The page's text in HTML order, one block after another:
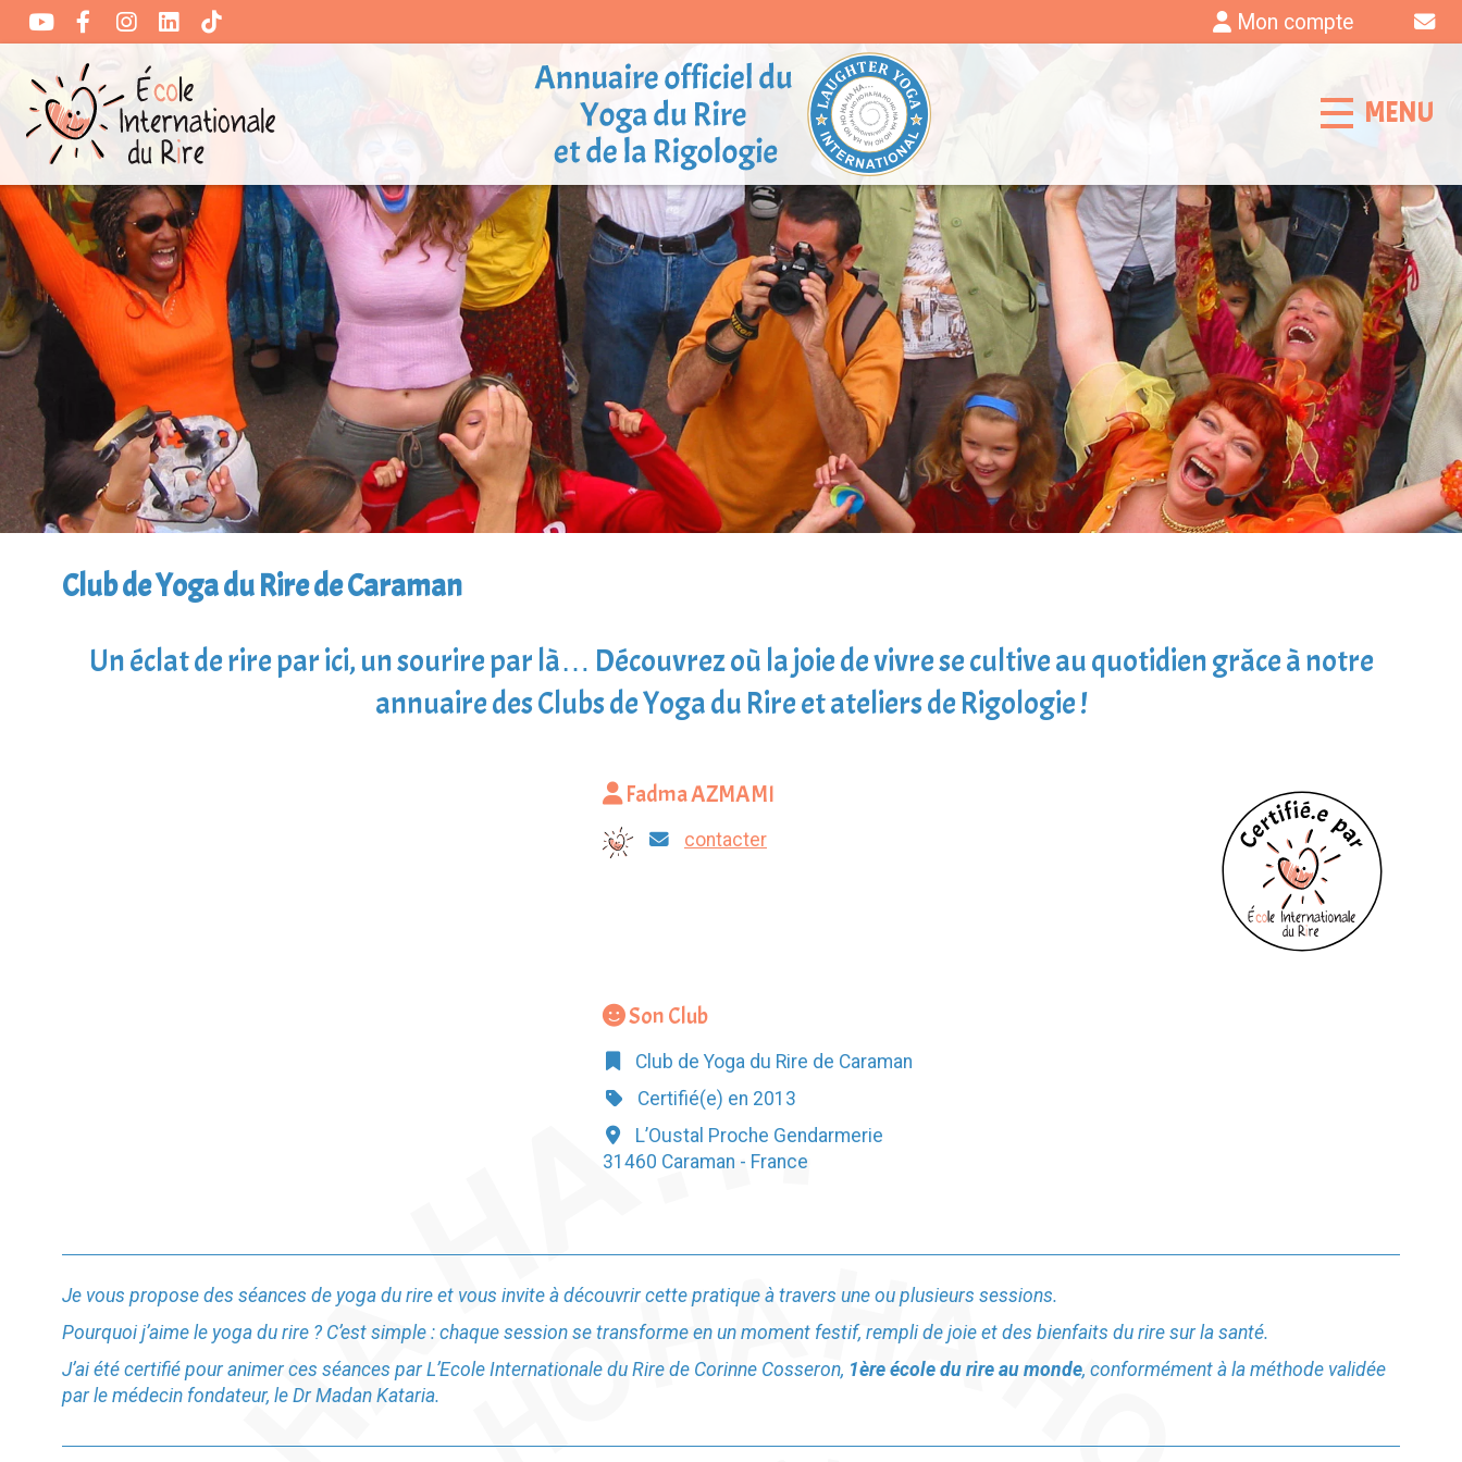
Mon compte
MENU
Club de Yoga du Rire de Caraman
Un éclat de rire par ici, un sourire par là… Découvrez où la joie de vivre se cultive au quotidien grâce à notre
annuaire des Clubs de Yoga du Rire et ateliers de Rigologie !
Fadma AZMAMI
contacter
Son Club
Club de Yoga du Rire de Caraman
Certifié(e) en 2013
L’Oustal Proche Gendarmerie
31460 Caraman - France
Je vous propose des séances de yoga du rire et vous invite à découvrir cette pratique à travers une ou plusieurs sessions.
Pourquoi j’aime le yoga du rire ? C’est simple : chaque session se transforme en un moment festif, rempli de joie et des bienfaits du rire sur la santé.
J’ai été certifié pour animer ces séances par L’Ecole Internationale du Rire de Corinne Cosseron, 1ère école du rire au monde, conformément à la méthode validée
par le médecin fondateur, le Dr Madan Kataria.